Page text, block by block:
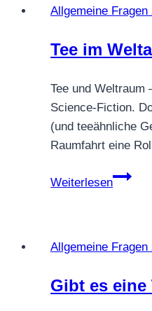
–
die
Allgemeine Fragen
Tee im
Tee und Weltraum
Science-Fiction.
(und teeähnliche
Raumfahrt eine
Weiterlesen
Tee
Allgemeine Fragen
Gibt es eine